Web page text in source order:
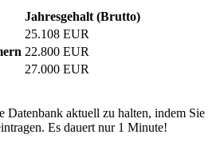
Jahresgehalt (Brutto)
25.108 EUR
22.800 EUR
27.000 EUR
Datenbank aktuell zu halten, indem Sie
Es dauert nur 1 Minute!